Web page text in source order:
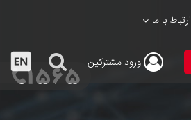
ارتباط با ما
ورود مشترکین